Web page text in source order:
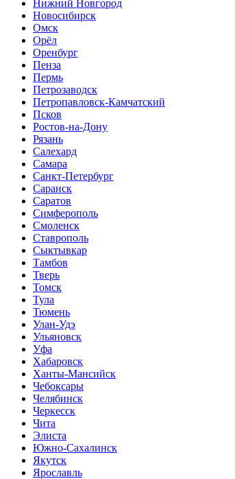
Нижний Новгород
Новосибирск
Омск
Орёл
Оренбург
Пенза
Пермь
Петрозаводск
Петропавловск-Камчатский
Псков
Ростов-на-Дону
Рязань
Салехард
Самара
Санкт-Петербург
Саранск
Саратов
Симферополь
Смоленск
Ставрополь
Сыктывкар
Тамбов
Тверь
Томск
Тула
Тюмень
Улан-Удэ
Ульяновск
Уфа
Хабаровск
Ханты-Мансийск
Чебоксары
Челябинск
Черкесск
Чита
Элиста
Южно-Сахалинск
Якутск
Ярославль